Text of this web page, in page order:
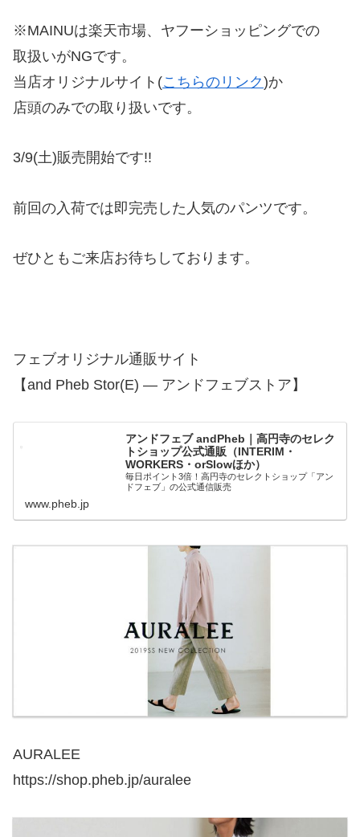
※MAINUは楽天市場、ヤフーショッピングでの
取扱いがNGです。
当店オリジナルサイト(こちらのリンク)か
店頭のみでの取り扱いです。
3/9(土)販売開始です!!
前回の入荷では即完売した人気のパンツです。
ぜひともご来店お待ちしております。
フェブオリジナル通販サイト
【and Pheb Stor(E) — アンドフェブストア】
アンドフェブ andPheb｜高円寺のセレク
トショップ公式通販（INTERIM・
WORKERS・orSlowほか）
毎日ポイント3倍！高円寺のセレクトショップ「アン
ドフェブ」の公式通信販売
www.pheb.jp
AURALEE
https://shop.pheb.jp/auralee